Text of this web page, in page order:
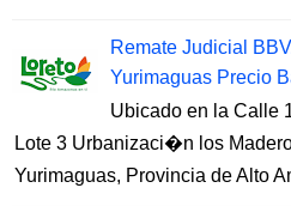
Remate Judicial
Yurimaguas Precio
Ubicado en la
Lote 3 Urbanizaci�n los
Yurimaguas, Provincia de Alto